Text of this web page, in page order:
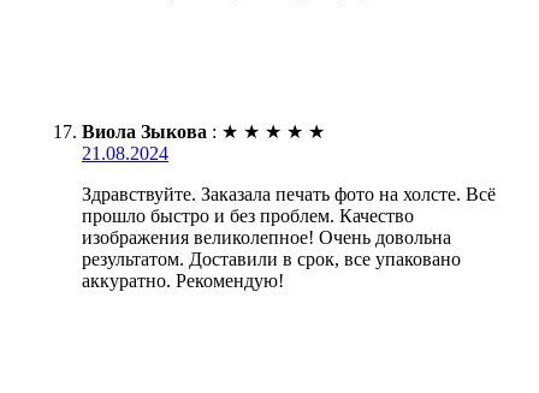
Виола Зыкова : ★ ★ ★ ★ ★
21.08.2024
Здравствуйте. Заказала печать фото на холсте. Всё
прошло быстро и без проблем. Качество
изображения великолепное! Очень довольна
результатом. Доставили в срок, все упаковано
аккуратно. Рекомендую!